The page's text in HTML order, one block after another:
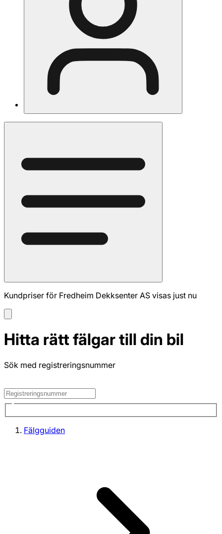
Kundpriser för Fredheim Dekksenter AS visas just nu
Hitta rätt fälgar till din bil
Sök med registreringsnummer
Fälgguiden